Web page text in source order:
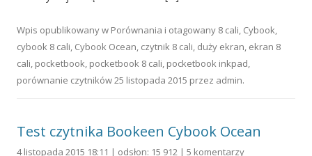
Wpis opublikowany w Porównania i otagowany 8 cali, Cybook,
cybook 8 cali, Cybook Ocean, czytnik 8 cali, duży ekran, ekran 8
cali, pocketbook, pocketbook 8 cali, pocketbook inkpad,
porównanie czytników25 listopada 2015 przez admin.
Test czytnika Bookeen Cybook Ocean
4 listopada 2015 18:11 | odsłon: 15 912 | 5 komentarzy